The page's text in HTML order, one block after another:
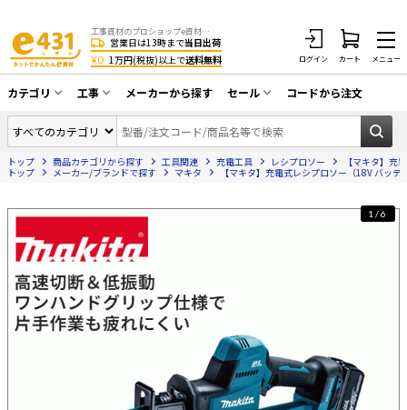
工事資材のプロショップe資材 CATV・アンテナ・防犯・光・LAN・電気・空調工事など
営業日は13時まで当日出荷
¥0 1万円(税抜)以上で送料無料 ログイン カート メニュー
カテゴリ
同軸ケーブル／テレビ用接栓／関連工具
アンテナ・取付金具・ブースター／CATV
部材類
プ類 他）
防犯工事関連
電話線／コネクタ／アダプタ
光ファイバー・融着接続機関連
LANケーブル・コネクタ・関連資材/機器
工事
CATV・アンテナ工事
光工事・FTTH工事
防犯カメラ工事
LAN配線工事
電話工事
電気配管工事
照明設置工事
メーカーから探す セール
在庫一掃セール
コードから注文
トップ 商品カテゴリから探す 工具関連 充電工具 レシプロソー
【マキタ】充
トップ
メーカー/ブランドで探す マキタ 【マキタ】充電式レシプロソー（18V バッ
1/6